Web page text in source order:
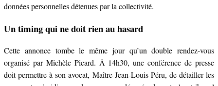
données personnelles détenues par la collectivité.
Un timing qui ne doit rien au hasard
Cette annonce tombe le même jour qu’un double rendez-vous
organisé par Michèle Picard. À 14h30, une conférence de presse
doit permettre à son avocat, Maître Jean-Louis Péru, de détailler les